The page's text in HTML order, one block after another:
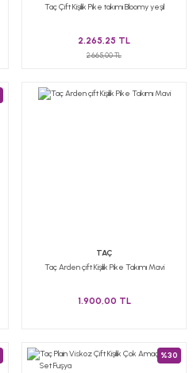
Taç Çift Kişilik Pike takımı Bloomy yeşil
2.265,25 TL
2.665,00 TL
TAÇ
Taç Arden çift Kişilik Pike Takımı Mavi
1.900,00 TL
%30